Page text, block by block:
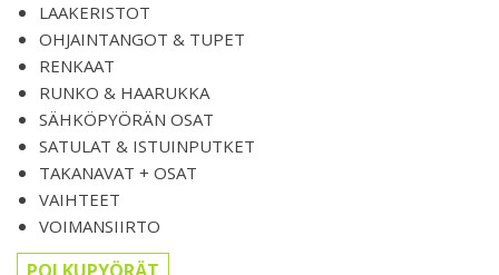
LAAKERISTOT
OHJAINTANGOT & TUPET
RENKAAT
RUNKO & HAARUKKA
SÄHKÖPYÖRÄN OSAT
SATULAT & ISTUINPUTKET
TAKANAVAT + OSAT
VAIHTEET
VOIMANSIIRTO